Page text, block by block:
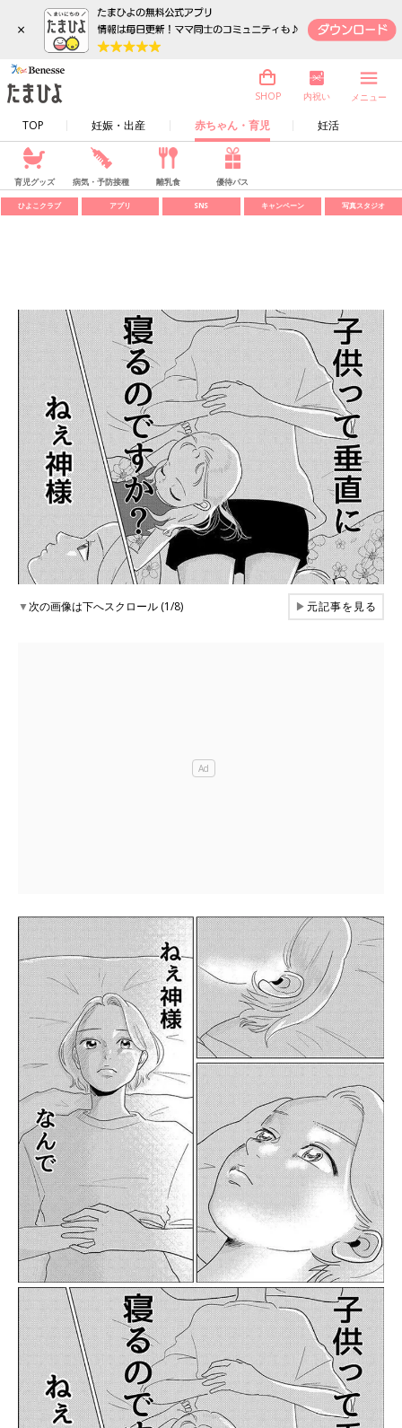
×
TOP 妊娠・出産 赤ちゃん・育児 妊活
SHOP 内祝い メニュー
育児グッズ 病気・予防接種 離乳食 優待パス
ひよこクラブ アプリ SNS キャンペーン 写真スタジオ
▼次の画像は下へスクロール (1/8) ▶元記事を見る